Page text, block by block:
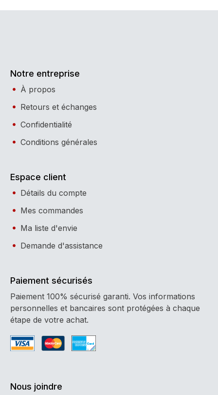
Notre entreprise
À propos
Retours et échanges
Confidentialité
Conditions générales
Espace client
Détails du compte
Mes commandes
Ma liste d'envie
Demande d'assistance
Paiement sécurisés
Paiement 100% sécurisé garanti. Vos informations
personnelles et bancaires sont protégées à chaque
étape de votre achat.
Nous joindre